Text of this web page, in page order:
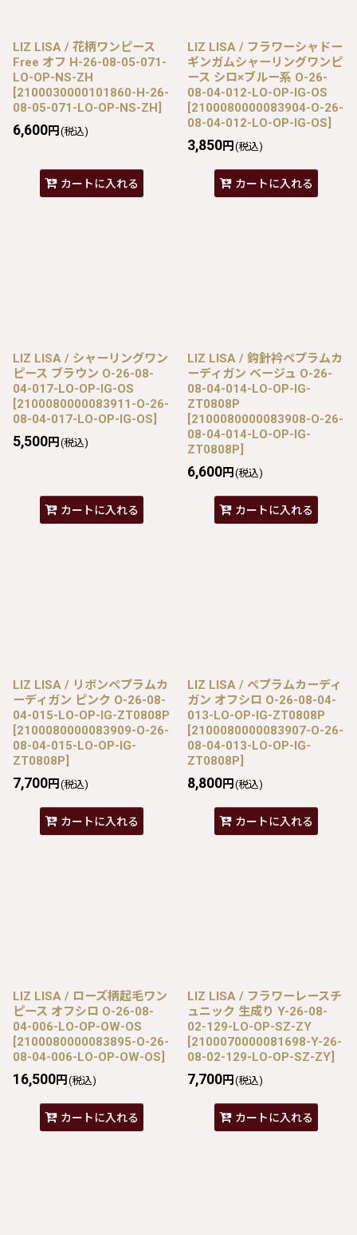
LIZ LISA / 花柄ワンピース
Free オフ H-26-08-05-071-
LO-OP-NS-ZH
[2100030000101860-H-26-
08-05-071-LO-OP-NS-ZH]
6,600円 (税込)
カートに入れる
LIZ LISA / フラワーシャドー
ギンガムシャーリングワンピ
ース シロ×ブルー系 O-26-
08-04-012-LO-OP-IG-OS
[2100080000083904-O-26-
08-04-012-LO-OP-IG-OS]
3,850円 (税込)
カートに入れる
LIZ LISA / シャーリングワン
ピース ブラウン O-26-08-
04-017-LO-OP-IG-OS
[2100080000083911-O-26-
08-04-017-LO-OP-IG-OS]
5,500円 (税込)
カートに入れる
LIZ LISA / 鈎針衿ペプラムカ
ーディガン ベージュ O-26-
08-04-014-LO-OP-IG-
ZT0808P
[2100080000083908-O-26-
08-04-014-LO-OP-IG-
ZT0808P]
6,600円 (税込)
カートに入れる
LIZ LISA / リボンペプラムカ
ーディガン ピンク O-26-08-
04-015-LO-OP-IG-ZT0808P
[2100080000083909-O-26-
08-04-015-LO-OP-IG-
ZT0808P]
7,700円 (税込)
カートに入れる
LIZ LISA / ペプラムカーディ
ガン オフシロ O-26-08-04-
013-LO-OP-IG-ZT0808P
[2100080000083907-O-26-
08-04-013-LO-OP-IG-
ZT0808P]
8,800円 (税込)
カートに入れる
LIZ LISA / ローズ柄起毛ワン
ピース オフシロ O-26-08-
04-006-LO-OP-OW-OS
[2100080000083895-O-26-
08-04-006-LO-OP-OW-OS]
16,500円 (税込)
カートに入れる
LIZ LISA / フラワーレースチ
ュニック 生成り Y-26-08-
02-129-LO-OP-SZ-ZY
[2100070000081698-Y-26-
08-02-129-LO-OP-SZ-ZY]
7,700円 (税込)
カートに入れる